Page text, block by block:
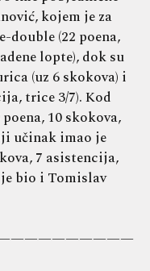
kojem je za
(22 poena,
lopte), dok su
(uz 6 skokova) i
trice 3/7). Kod
10 skokova,
učinak imao je
7 asistencija,
je bio i Tomislav